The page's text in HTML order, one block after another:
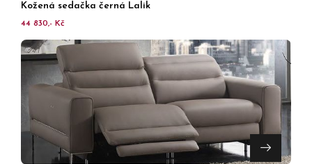
Kožená sedačka černá Lalik
44 830,- Kč